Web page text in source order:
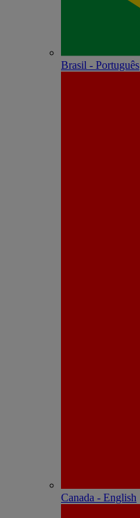
Brasil - Português
Canada - English